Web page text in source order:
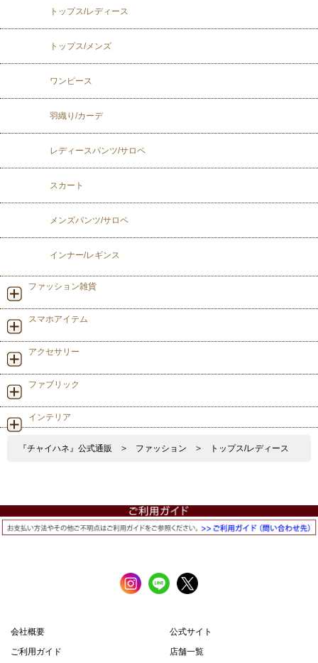
トップス/レディース
トップス/メンズ
ワンピース
羽織り/カーデ
レディースパンツ/サロペ
スカート
メンズパンツ/サロペ
インナー/レギンス
ファッション雑貨
スマホアイテム
アクセサリー
ファブリック
インテリア
『チャイハネ』公式通販 > ファッション > トップス/レディース
会社概要
公式サイト
ご利用ガイド
店舗一覧